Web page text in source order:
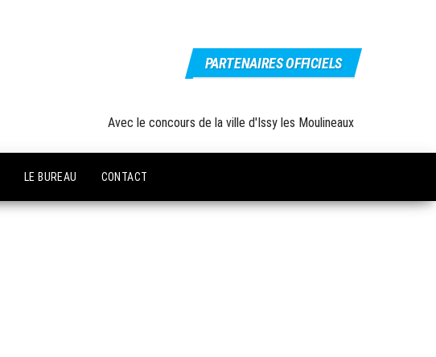
PARTENAIRES OFFICIELS
Avec le concours de la ville d'Issy les Moulineaux
LE BUREAU CONTACT